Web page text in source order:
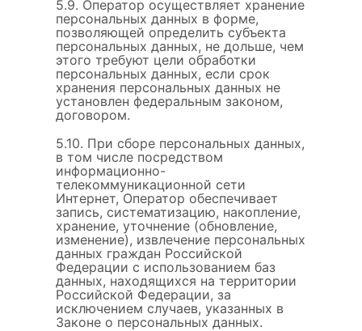
5.9. Оператор осуществляет хранение
персональных данных в форме,
позволяющей определить субъекта
персональных данных, не дольше, чем
этого требуют цели обработки
персональных данных, если срок
хранения персональных данных не
установлен федеральным законом,
договором.
5.10. При сборе персональных данных,
в том числе посредством
информационно-
телекоммуникационной сети
Интернет, Оператор обеспечивает
запись, систематизацию, накопление,
хранение, уточнение (обновление,
изменение), извлечение персональных
данных граждан Российской
Федерации с использованием баз
данных, находящихся на территории
Российской Федерации, за
исключением случаев, указанных в
Законе о персональных данных.